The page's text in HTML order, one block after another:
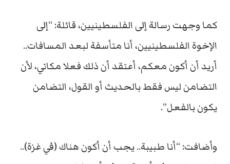
كما وجهت رسالة إلى الفلسطينيين، قائلة: “إلى
الإخوة الفلسطينيين، أنا متأسفة لبعد المسافات..
أريد أن أكون معكم، أعتقد أن ذلك فعلا مكاني، لأن
التضامن ليس فقط بالحديث أو القول، التضامن
يكون بالفعل”.
وأضافت: “أنا طبيبة.. يجب أن أكون هناك (في غزة)..